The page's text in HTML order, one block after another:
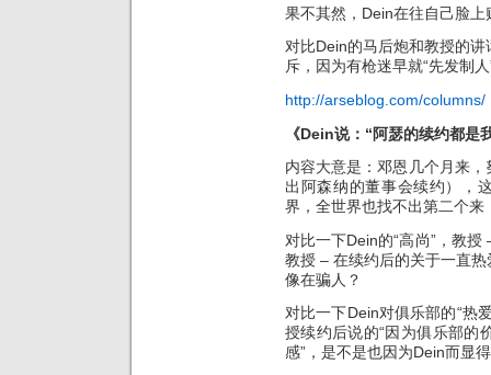
果不其然，Dein在往自己脸
对比Dein的马后炮和教授的
斥，因为有枪迷早就“先发制
http://arseblog.com/columns/
《Dein说：“阿瑟的续约都是
内容大意是：邓恩几个月来
出阿森纳的董事会续约），
界，全世界也找不出第二个来
对比一下Dein的“高尚”，教
教授 – 在续约后的关于一直
像在骗人？
对比一下Dein对俱乐部的“热
授续约后说的“因为俱乐部的
感”，是不是也因为Dein而显